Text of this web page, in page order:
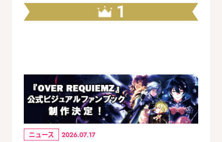
1
ニュース 2026.07.17